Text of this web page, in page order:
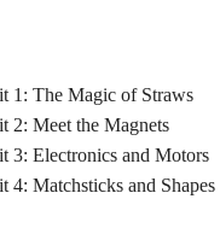
1: The Magic of Straws
2: Meet the Magnets
3: Electronics and Motors
4: Matchsticks and Shapes